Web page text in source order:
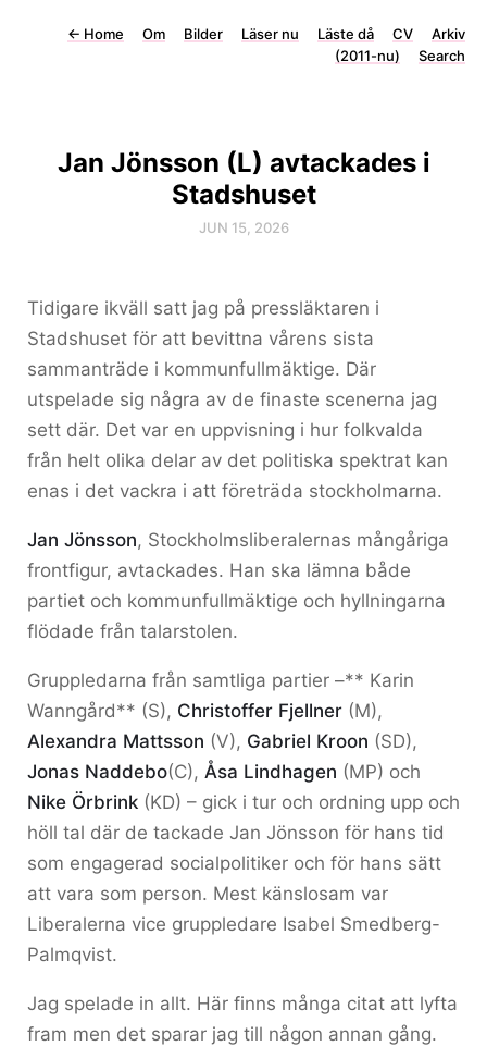
← Home Om Bilder Läser nu Läste då CV
Arkiv
(2011-nu)
Search
Jan Jönsson (L) avtackades i
Stadshuset
JUN 15, 2026
Tidigare ikväll satt jag på pressläktaren i
Stadshuset för att bevittna vårens sista
sammanträde i kommunfullmäktige. Där
utspelade sig några av de finaste scenerna jag
sett där. Det var en uppvisning i hur folkvalda
från helt olika delar av det politiska spektrat kan
enas i det vackra i att företräda stockholmarna.
Jan Jönsson, Stockholmsliberalernas mångåriga
frontfigur, avtackades. Han ska lämna både
partiet och kommunfullmäktige och hyllningarna
flödade från talarstolen.
Gruppledarna från samtliga partier –** Karin
Wanngård** (S), Christoffer Fjellner (M),
Alexandra Mattsson (V), Gabriel Kroon (SD),
Jonas Naddebo(C), Åsa Lindhagen (MP) och
Nike Örbrink (KD) – gick i tur och ordning upp och
höll tal där de tackade Jan Jönsson för hans tid
som engagerad socialpolitiker och för hans sätt
att vara som person. Mest känslosam var
Liberalerna vice gruppledare Isabel Smedberg-
Palmqvist.
Jag spelade in allt. Här finns många citat att lyfta
fram men det sparar jag till någon annan gång.